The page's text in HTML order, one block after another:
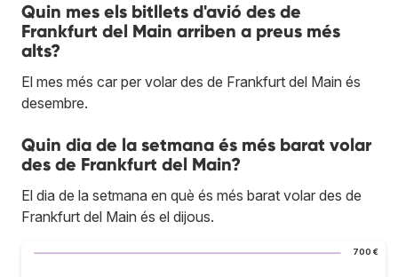
Quin mes els bitllets d'avió des de
Frankfurt del Main arriben a preus més
alts?
El mes més car per volar des de Frankfurt del Main és
desembre.
Quin dia de la setmana és més barat volar
des de Frankfurt del Main?
El dia de la setmana en què és més barat volar des de
Frankfurt del Main és el dijous.
700 €